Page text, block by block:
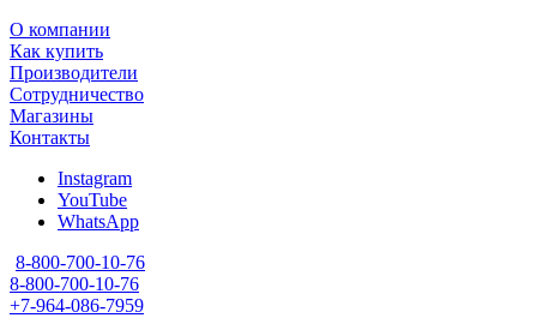
О компании
Как купить
Производители
Сотрудничество
Магазины
Контакты
Instagram
YouTube
WhatsApp
8-800-700-10-76
8-800-700-10-76
+7-964-086-7959